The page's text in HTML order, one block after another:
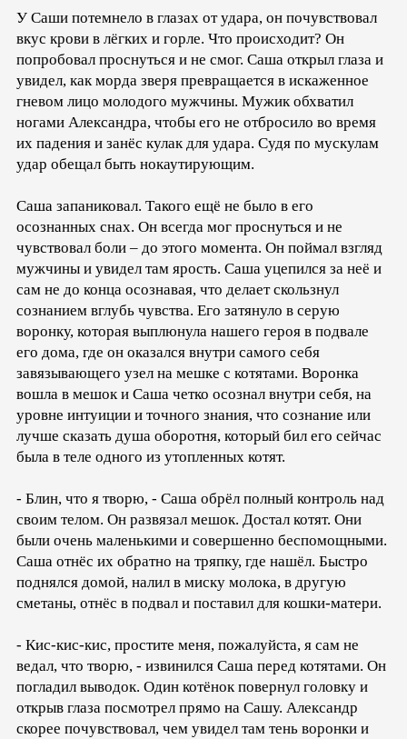
У Саши потемнело в глазах от удара, он почувствовал
вкус крови в лёгких и горле. Что происходит? Он
попробовал проснуться и не смог. Саша открыл глаза и
увидел, как морда зверя превращается в искаженное
гневом лицо молодого мужчины. Мужик обхватил
ногами Александра, чтобы его не отбросило во время
их падения и занёс кулак для удара. Судя по мускулам
удар обещал быть нокаутирующим.
Саша запаниковал. Такого ещё не было в его
осознанных снах. Он всегда мог проснуться и не
чувствовал боли – до этого момента. Он поймал взгляд
мужчины и увидел там ярость. Саша уцепился за неё и
сам не до конца осознавая, что делает скользнул
сознанием вглубь чувства. Его затянуло в серую
воронку, которая выплюнула нашего героя в подвале
его дома, где он оказался внутри самого себя
завязывающего узел на мешке с котятами. Воронка
вошла в мешок и Саша четко осознал внутри себя, на
уровне интуиции и точного знания, что сознание или
лучше сказать душа оборотня, который бил его сейчас
была в теле одного из утопленных котят.
- Блин, что я творю, - Саша обрёл полный контроль над
своим телом. Он развязал мешок. Достал котят. Они
были очень маленькими и совершенно беспомощными.
Саша отнёс их обратно на тряпку, где нашёл. Быстро
поднялся домой, налил в миску молока, в другую
сметаны, отнёс в подвал и поставил для кошки-матери.
- Кис-кис-кис, простите меня, пожалуйста, я сам не
ведал, что творю, - извинился Саша перед котятами. Он
погладил выводок. Один котёнок повернул головку и
открыв глаза посмотрел прямо на Сашу. Александр
скорее почувствовал, чем увидел там тень воронки и